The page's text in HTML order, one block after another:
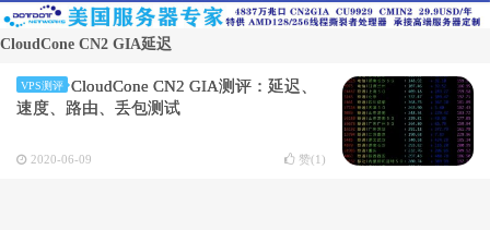
CloudCone CN2 GIA延迟
VPS测评
CloudCone CN2 GIA测评：延迟、
速度、路由、丢包测试
2020-06-09 赞(1 )